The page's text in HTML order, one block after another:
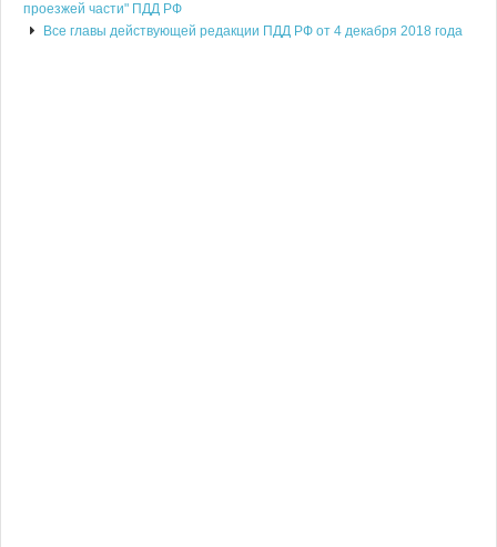
проезжей части" ПДД РФ
Все главы действующей редакции ПДД РФ от 4 декабря 2018 года